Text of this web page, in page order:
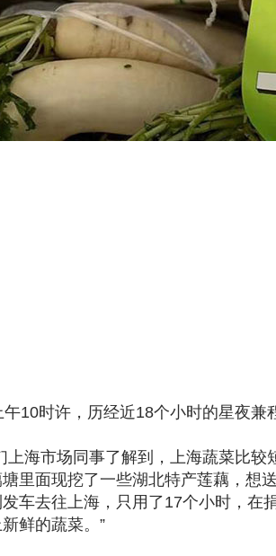
10时许，历经近18个小时的星夜兼
上海市场同事了解到，上海蔬菜比
里面现挖了一些湖北特产莲藕，想
车去往上海，只用了17个小时，在
鲜的蔬菜。”